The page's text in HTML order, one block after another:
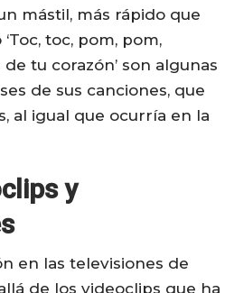
mástil, más rápido que
‘Toc, toc, pom, pom,
tu corazón’ son algunas
de sus canciones, que
al igual que ocurría en la
y
en las televisiones de
de los videoclips que ha